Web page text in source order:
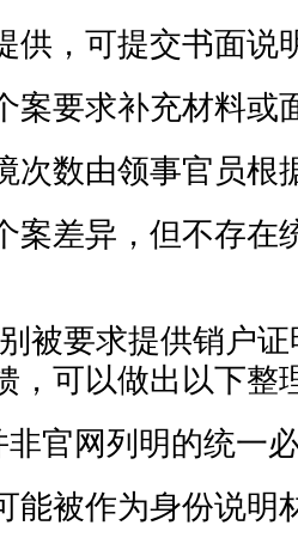
供，可提交书面说
案要求补充材料或
次数由领事官员根
案差异，但不存在
被要求提供销户
，可以做出以下整
非官网列明的统一
能被作为身份说明